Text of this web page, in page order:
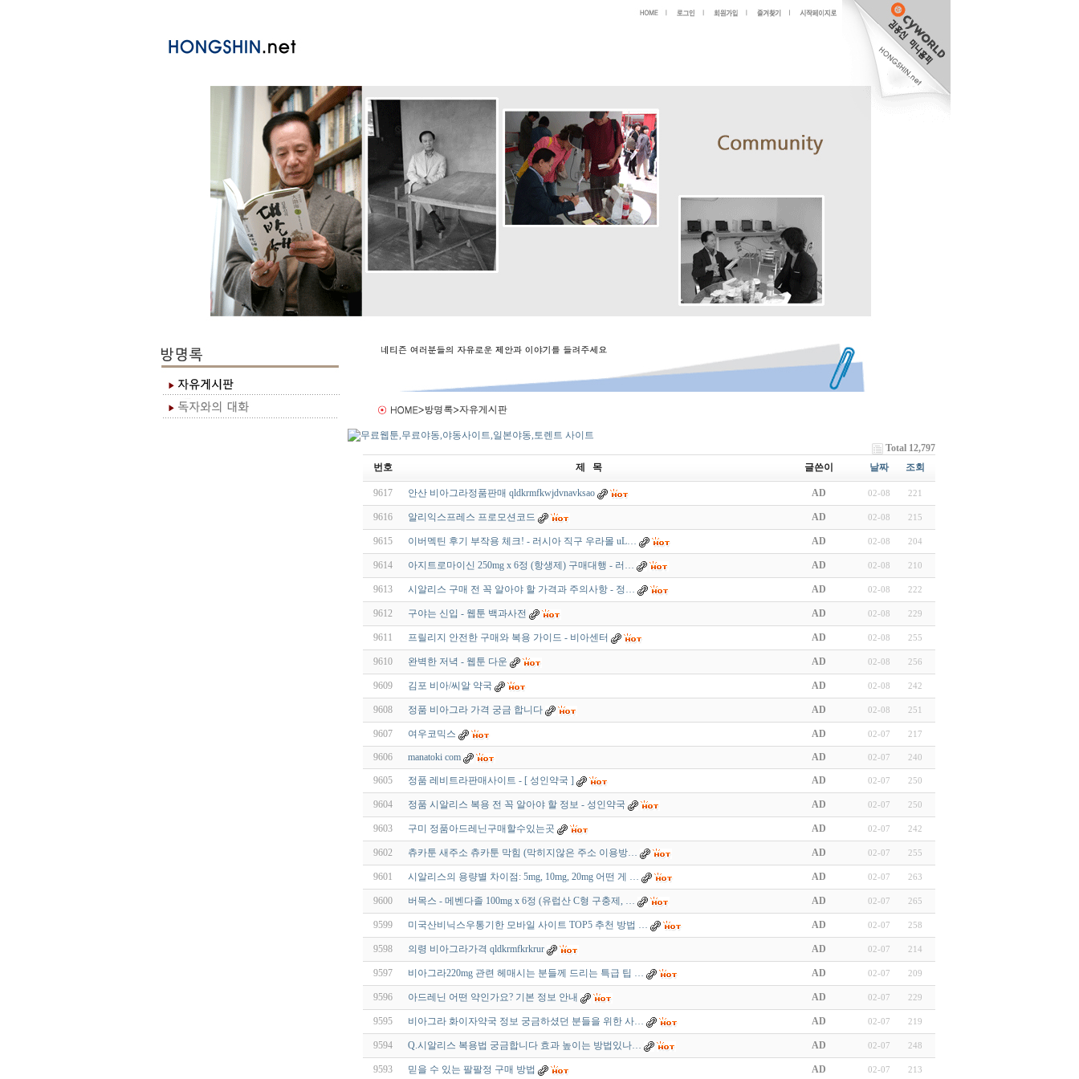
Total 12,797
번호
제 목 글쓴이 날짜 조회
9617 안산 비아그라정품판매 qldkrmfkwjdvnavksao AD 02-08 221
9616 알리익스프레스 프로모션코드 AD 02-08 215
9615 이버멕틴 후기 부작용 체크! - 러시아 직구 우라몰 uL… AD 02-08 204
9614 아지트로마이신 250mg x 6정 (항생제) 구매대행 - 러… AD 02-08 210
9613 시알리스 구매 전 꼭 알아야 할 가격과 주의사항 - 정… AD 02-08 222
9612 구야는 신입 - 웹툰 백과사전 AD 02-08 229
9611 프릴리지 안전한 구매와 복용 가이드 - 비아센터 AD 02-08 255
9610 완벽한 저녁 - 웹툰 다운 AD 02-08 256
9609 김포 비아/씨알 약국 AD 02-08 242
9608 정품 비아그라 가격 궁금 합니다 AD 02-08 251
9607 여우코믹스 AD 02-07 217
9606 manatoki com AD 02-07 240
9605 정품 레비트라판매사이트 - [ 성인약국 ] AD 02-07 250
9604 정품 시알리스 복용 전 꼭 알아야 할 정보 - 성인약국 AD 02-07 250
9603 구미 정품아드레닌구매할수있는곳 AD 02-07 242
9602 츄카툰 새주소 츄카툰 막힘 (막히지않은 주소 이용방… AD 02-07 255
9601 시알리스의 용량별 차이점: 5mg, 10mg, 20mg 어떤 게 … AD 02-07 263
9600 버목스 - 메벤다졸 100mg x 6정 (유럽산 C형 구충제, … AD 02-07 265
9599 미국산비닉스우통기한 모바일 사이트 TOP5 추천 방법 … AD 02-07 258
9598 의령 비아그라가격 qldkrmfkrkrur AD 02-07 214
9597 비아그라220mg 관련 헤매시는 분들께 드리는 특급 팁 … AD 02-07 209
9596 아드레닌 어떤 약인가요? 기본 정보 안내 AD 02-07 229
9595 비아그라 화이자약국 정보 궁금하셨던 분들을 위한 사… AD 02-07 219
9594 Q.시알리스 복용법 궁금합니다 효과 높이는 방법있나… AD 02-07 248
9593 믿을 수 있는 팔팔정 구매 방법 AD 02-07 213